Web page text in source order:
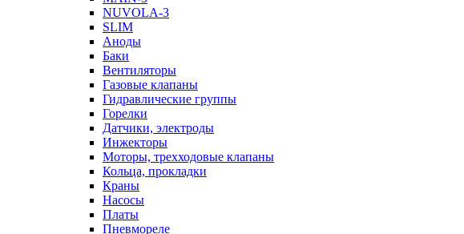
NUVOLA-3
SLIM
Аноды
Баки
Вентиляторы
Газовые клапаны
Гидравлические группы
Горелки
Датчики, электроды
Инжекторы
Моторы, трехходовые клапаны
Кольца, прокладки
Краны
Насосы
Платы
Пневмореле